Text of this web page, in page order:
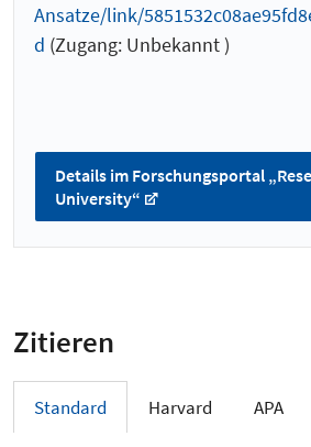
Ansatze/link/
d (Zugang: Unbekannt )
Details im Forschungsportal
University“
Zitieren
Standard Harvard APA